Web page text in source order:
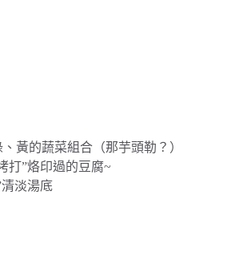
黃的蔬菜組合（那芋頭勒？）
打”烙印過的豆腐~
淡湯底